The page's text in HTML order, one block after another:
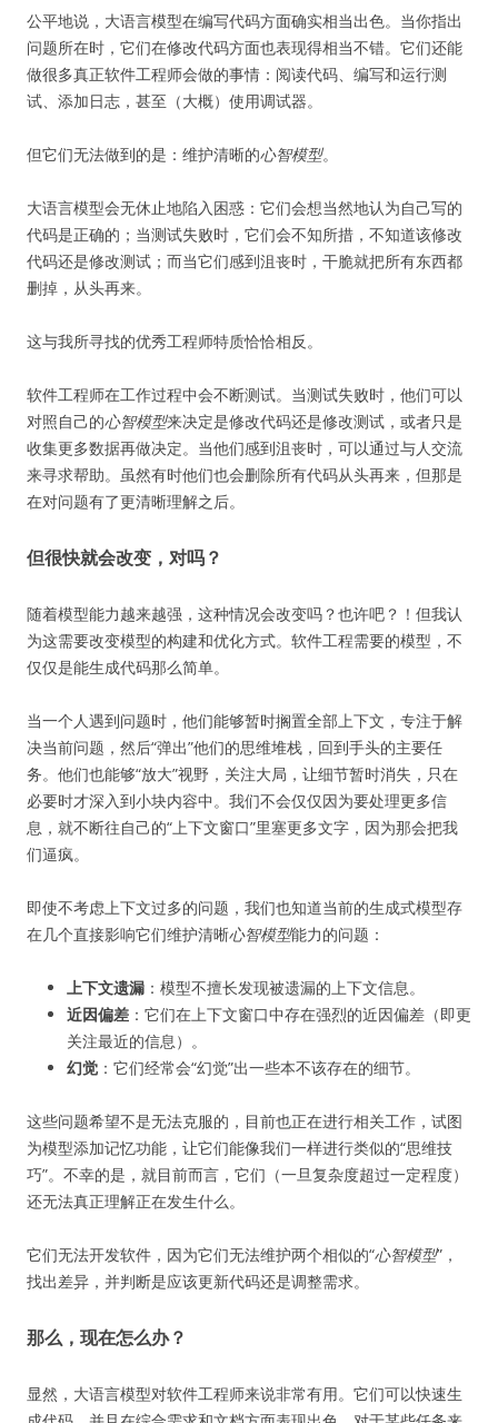
公平地说，大语言模型在编写代码方面确实相当出色。当你指出
问题所在时，它们在修改代码方面也表现得相当不错。它们还能
做很多真正软件工程师会做的事情：阅读代码、编写和运行测
试、添加日志，甚至（大概）使用调试器。
但它们无法做到的是：维护清晰的心智模型。
大语言模型会无休止地陷入困惑：它们会想当然地认为自己写的
代码是正确的；当测试失败时，它们会不知所措，不知道该修改
代码还是修改测试；而当它们感到沮丧时，干脆就把所有东西都
删掉，从头再来。
这与我所寻找的优秀工程师特质恰恰相反。
软件工程师在工作过程中会不断测试。当测试失败时，他们可以
对照自己的心智模型来决定是修改代码还是修改测试，或者只是
收集更多数据再做决定。当他们感到沮丧时，可以通过与人交流
来寻求帮助。虽然有时他们也会删除所有代码从头再来，但那是
在对问题有了更清晰理解之后。
但很快就会改变，对吗？
随着模型能力越来越强，这种情况会改变吗？也许吧？！但我认
为这需要改变模型的构建和优化方式。软件工程需要的模型，不
仅仅是能生成代码那么简单。
当一个人遇到问题时，他们能够暂时搁置全部上下文，专注于解
决当前问题，然后“弹出”他们的思维堆栈，回到手头的主要任
务。他们也能够“放大”视野，关注大局，让细节暂时消失，只在
必要时才深入到小块内容中。我们不会仅仅因为要处理更多信
息，就不断往自己的“上下文窗口”里塞更多文字，因为那会把我
们逼疯。
即使不考虑上下文过多的问题，我们也知道当前的生成式模型存
在几个直接影响它们维护清晰心智模型能力的问题：
上下文遗漏 ：模型不擅长发现被遗漏的上下文信息。
近因偏差 ：它们在上下文窗口中存在强烈的近因偏差（即更
关注最近的信息）。
幻觉 ：它们经常会“幻觉”出一些本不该存在的细节。
这些问题希望不是无法克服的，目前也正在进行相关工作，试图
为模型添加记忆功能，让它们能像我们一样进行类似的“思维技
巧”。不幸的是，就目前而言，它们（一旦复杂度超过一定程度）
还无法真正理解正在发生什么。
它们无法开发软件，因为它们无法维护两个相似的“心智模型”，
找出差异，并判断是应该更新代码还是调整需求。
那么，现在怎么办？
显然，大语言模型对软件工程师来说非常有用。它们可以快速生